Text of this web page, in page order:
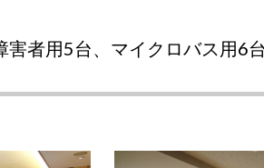
害者用5台、マイクロバス用6